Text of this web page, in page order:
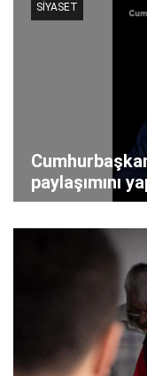
paylaşımını
SİYASET